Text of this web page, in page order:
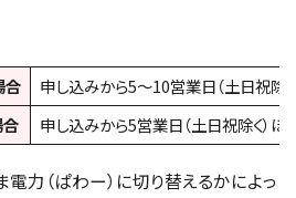
合
申し込みから5〜10営業日（土日祝除
合
申し込みから5営業日（土日祝除く）
電力（ぱわー）に切り替えるかによっ